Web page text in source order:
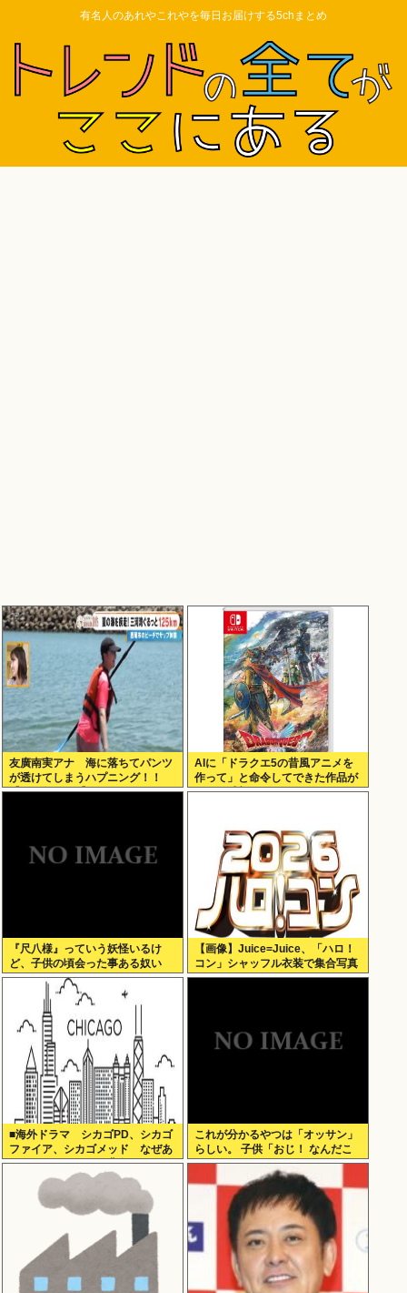
有名人のあれやこれやを毎日お届けする5chまとめ
友廣南実アナ 海に落ちてパンツ
が透けてしまうハプニング！！
【GIF動画あり】
AIに「ドラクエ5の昔風アニメを
作って」と命令してできた作品が
これ、感想よろ
『尺八様』っていう妖怪いるけ
ど、子供の頃会った事ある奴い
る？？
【画像】Juice=Juice、「ハロ！
コン」シャッフル衣装で集合写真
■海外ドラマ シカゴPD、シカゴ
ファイア、シカゴメッド なぜあ
の人は、あそこまで背負うのか
これが分かるやつは「オッサン」
らしい。 子供「おじ！ なんだこ
れは！」